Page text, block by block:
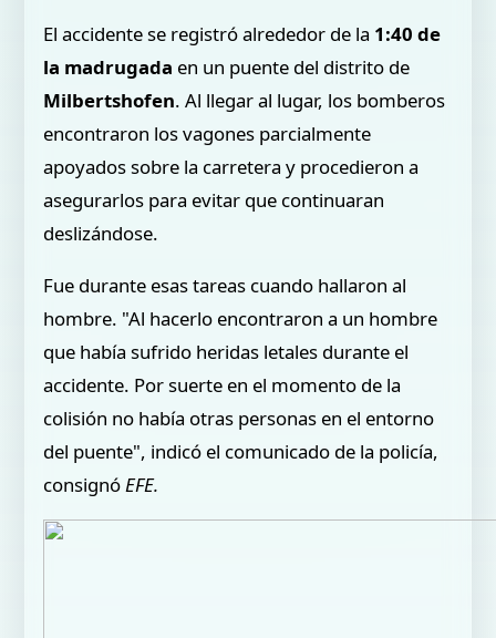
El accidente se registró alrededor de la 1:40 de
la madrugada en un puente del distrito de
Milbertshofen. Al llegar al lugar, los bomberos
encontraron los vagones parcialmente
apoyados sobre la carretera y procedieron a
asegurarlos para evitar que continuaran
deslizándose.
Fue durante esas tareas cuando hallaron al
hombre. "Al hacerlo encontraron a un hombre
que había sufrido heridas letales durante el
accidente. Por suerte en el momento de la
colisión no había otras personas en el entorno
del puente", indicó el comunicado de la policía,
consignó EFE.